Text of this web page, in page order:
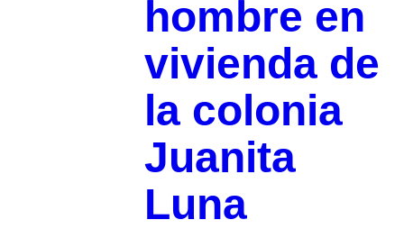
hombre en
vivienda de
la colonia
Juanita
Luna